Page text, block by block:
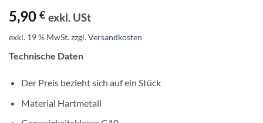
5,90 € exkl. USt
exkl. 19 % MwSt.zzgl.Versandkosten
Technische Daten
Der Preis bezieht sich auf ein Stück
Material Hartmetall